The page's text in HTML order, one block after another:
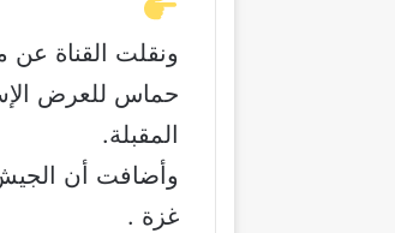
ونقلت القناة
حماس للعرض
المقبلة.
وأضافت أن
غزة .